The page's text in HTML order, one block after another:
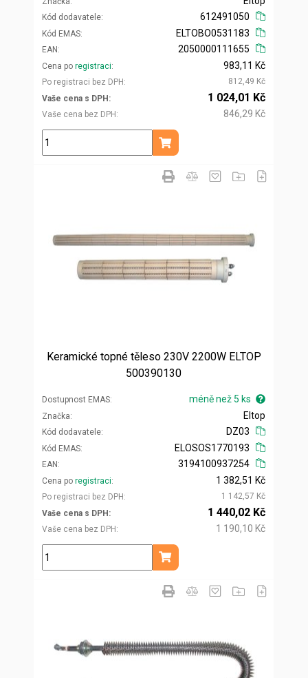
Kód dodavatele
612491050
Kód EMAS
EAN
ELTOBO0531183
2050000111655
Cena po registraci
Po registraci bez DPH
983,11 Kč
812,49 Kč
Vaše cena s DPH
Vaše cena bez DPH
1 024,01 Kč
846,29 Kč
ks
Přidat do košíku
Keramické topné těleso 230V 2200W ELTOP
500390130
Dostupnost EMAS méně než 5 ks
Značka
Kód dodavatele
Eltop
DZ03
Kód EMAS
EAN
ELOSOS1770193
3194100937254
Cena po registraci
Po registraci bez DPH
1 382,51 Kč
1 142,57 Kč
Vaše cena s DPH
Vaše cena bez DPH
1 440,02 Kč
1 190,10 Kč
ks
Přidat do košíku